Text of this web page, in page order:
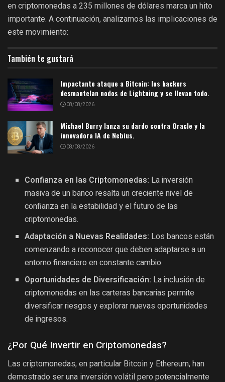
en criptomonedas a 235 millones de dólares marca un hito
importante. A continuación, analizamos las implicaciones de
este movimiento:
También te gustará
Impactante ataque a Bitcoin: los hackers
desmantelan nodos de Lightning y se llevan todo.
08/08/2026
Michael Burry lanza su dardo contra Oracle y la
innovadora IA de Nebius.
08/08/2026
Confianza en las Criptomonedas: La inversión
masiva de un banco resalta un creciente nivel de
confianza en la estabilidad y el futuro de las
criptomonedas.
Adaptación a Nuevas Realidades: Los bancos están
comenzando a reconocer que deben adaptarse a un
entorno financiero en constante cambio.
Oportunidades de Diversificación: La inclusión de
criptomonedas en las carteras bancarias permite
diversificar riesgos y explorar nuevas oportunidades
de ingresos.
¿Por Qué Invertir en Criptomonedas?
Las criptomonedas, en particular Bitcoin y Ethereum, han
demostrado ser una inversión volátil pero potencialmente